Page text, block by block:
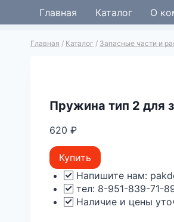
Главная Каталог О
Главная / Каталог / Запасные части и
Пружина тип 2 для
620 ₽
Купить
Напишите нам:
тел: 8-951-839-71-
Наличие и цены